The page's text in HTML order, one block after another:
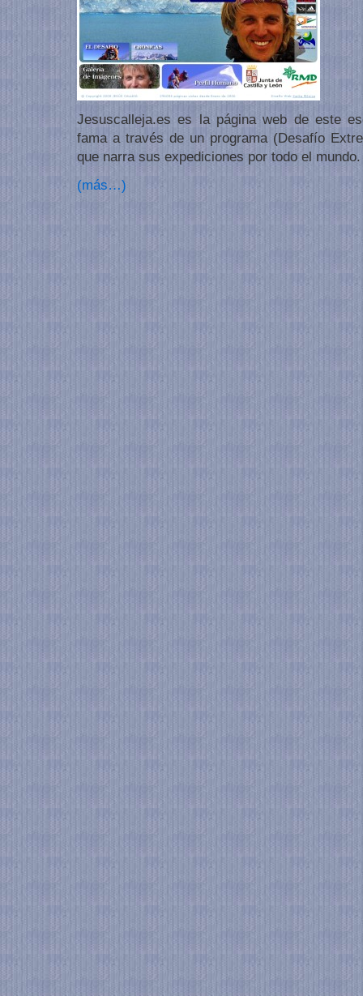
Jesuscalleja.es es la página web de este
fama a través de un programa (Desafío
que narra sus expediciones por todo el mundo.
(más…)